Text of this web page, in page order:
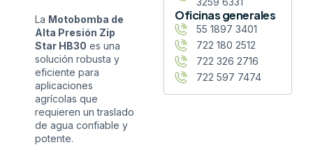
La Motobomba de
Alta Presión Zip
Star HB30 es una
solución robusta y
eficiente para
aplicaciones
agrícolas que
requieren un traslado
de agua confiable y
potente.
Oficinas generales
55 1897 3401
722 180 2512
722 326 2716
722 597 7474